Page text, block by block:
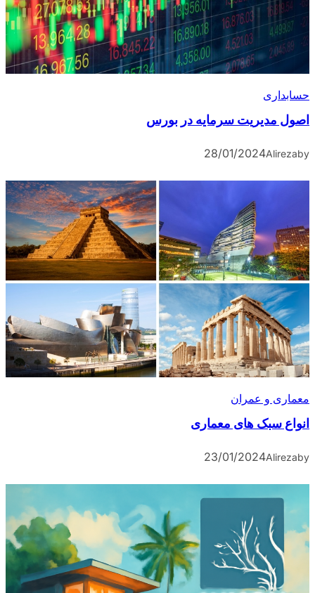
حسابداری
اصول مدیریت سرمایه در بورس
by
Alireza
28/01/2024
معماری و عمران
انواع سبک های معماری
by
Alireza
23/01/2024